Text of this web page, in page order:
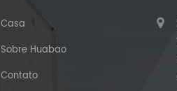
Casa
Sobre Huabao
Contato